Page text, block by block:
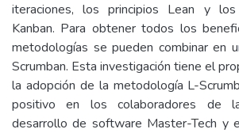
iteraciones, los principios Lean y
Kanban. Para obtener todos los
metodologías se pueden combinar en
Scrumban. Esta investigación tiene el
la adopción de la metodología L-
positivo en los colaboradores de
desarrollo de software Master-Tech y